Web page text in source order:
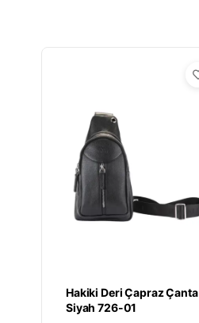
Hakiki Deri Çapraz Çanta
Siyah 726-01